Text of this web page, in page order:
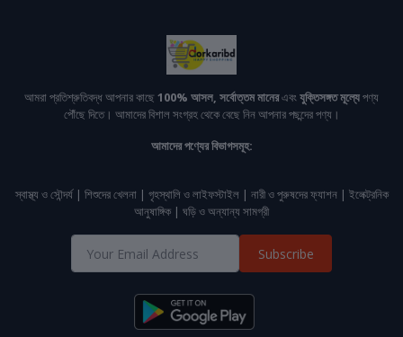
আমরা প্রতিশ্রুতিবদ্ধ আপনার কাছে 100% আসল, সর্বোত্তম মানেরএবংযুক্তিসঙ্গত মূল্যেপণ্য
পৌঁছে দিতে। আমাদের বিশাল সংগ্রহ থেকে বেছে নিন আপনার পছন্দের পণ্য।
আমাদের পণ্যের বিভাগসমূহ:
স্বাস্থ্য ও সৌন্দর্য | শিশুদের খেলনা | গৃহস্থালি ও লাইফস্টাইল | নারী ও পুরুষদের ফ্যাশন | ইলেক্ট্রনিক
আনুষাঙ্গিক | ঘড়ি ও অন্যান্য সামগ্রী
Subscribe